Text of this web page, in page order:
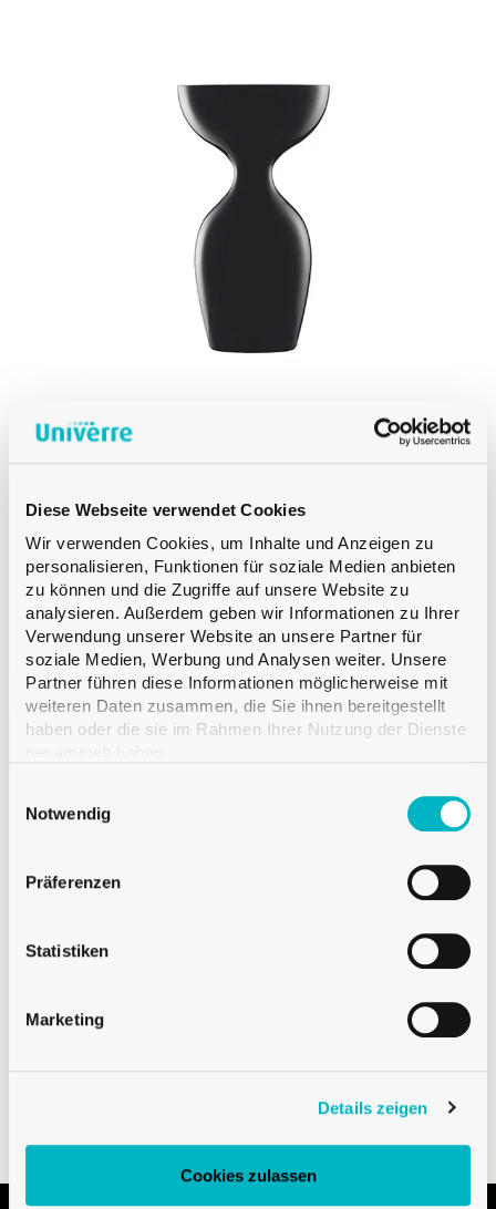
Diese Webseite verwendet Cookies
Wir verwenden Cookies, um Inhalte und Anzeigen zu
personalisieren, Funktionen für soziale Medien anbieten
zu können und die Zugriffe auf unsere Website zu
analysieren. Außerdem geben wir Informationen zu Ihrer
Verwendung unserer Website an unsere Partner für
soziale Medien, Werbung und Analysen weiter. Unsere
Partner führen diese Informationen möglicherweise mit
weiteren Daten zusammen, die Sie ihnen bereitgestellt
haben oder die sie im Rahmen Ihrer Nutzung der Dienste
Notwendig
Präferenzen
Statistiken
Marketing
Details zeigen
Cookies zulassen
Produkt Diameter
HEIGHT
Produkt Height
PRODUKT
WEIGHT
Produkt Weight
SPUCKNAPF GROSS SCHWARZ